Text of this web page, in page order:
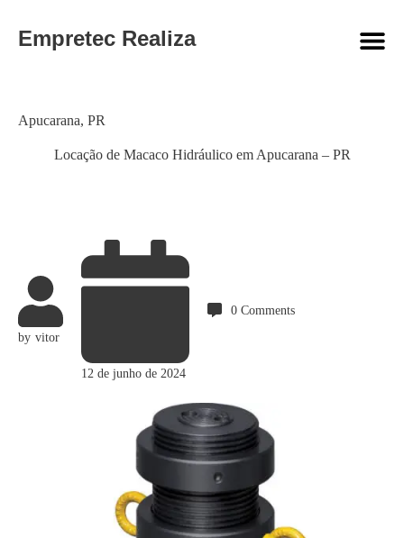
Empretec Realiza
Locação de Macaco Hidráulico em Apucarana – PR
Category
Apucarana, PR
by vitor
12 de junho de 2024
0 Comments